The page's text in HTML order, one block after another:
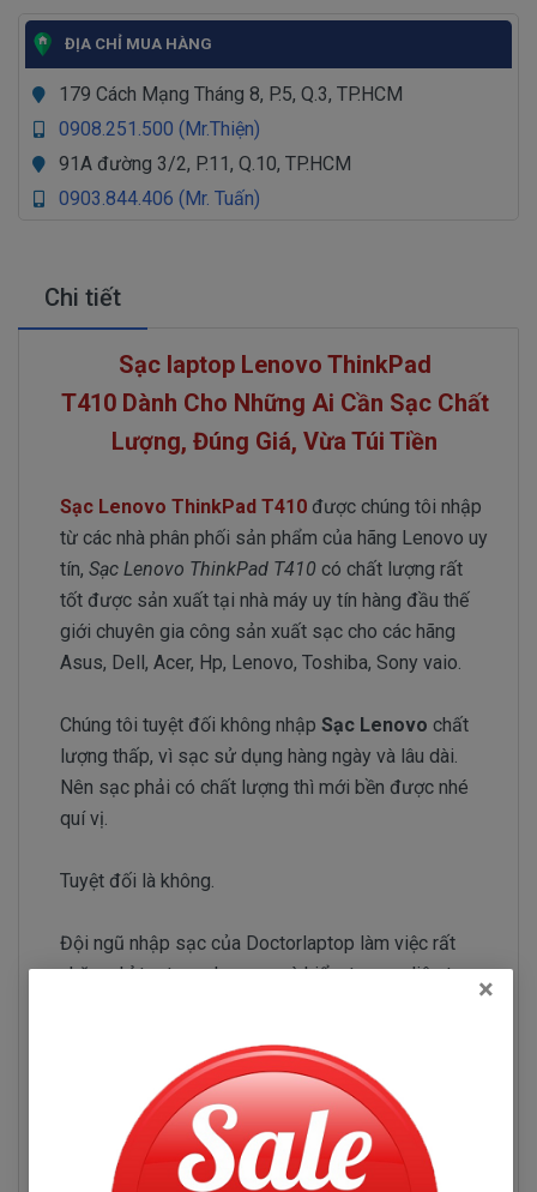
ĐỊA CHỈ MUA HÀNG
179 Cách Mạng Tháng 8, P.5, Q.3, TP.HCM
0908.251.500 (Mr.Thiện)
91A đường 3/2, P.11, Q.10, TP.HCM
0903.844.406 (Mr. Tuấn)
Chi tiết
Sạc laptop Lenovo ThinkPad
T410 Dành Cho Những Ai Cần Sạc Chất
Lượng, Đúng Giá, Vừa Túi Tiền
Sạc Lenovo ThinkPad T410 được chúng tôi nhập
từ các nhà phân phối sản phẩm của hãng Lenovo uy
tín, Sạc Lenovo ThinkPad T410 có chất lượng rất
tốt được sản xuất tại nhà máy uy tín hàng đầu thế
giới chuyên gia công sản xuất sạc cho các hãng
Asus, Dell, Acer, Hp, Lenovo, Toshiba, Sony vaio.
Chúng tôi tuyệt đối không nhập Sạc Lenovo chất
lượng thấp, vì sạc sử dụng hàng ngày và lâu dài.
Nên sạc phải có chất lượng thì mới bền được nhé
quí vị.
Tuyệt đối là không.
Đội ngũ nhập sạc của Doctorlaptop làm việc rất
chăm chỉ test sạc Lenovo và kiểm tra sạc liên tục
Sạc Lenovo ThinkPad T410
Những hư hỏng thường gặp
×